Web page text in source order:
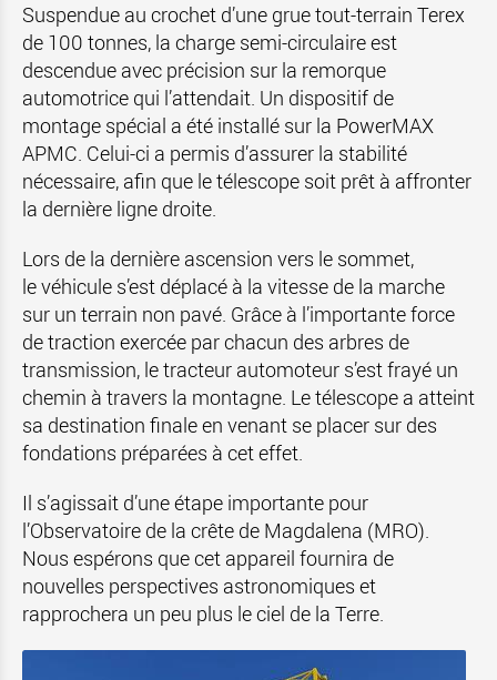
Suspendue au crochet d’une grue tout-terrain Terex
de 100 tonnes, la charge semi-circulaire est
descendue avec précision sur la remorque
automotrice qui l’attendait. Un dispositif de
montage spécial a été installé sur la PowerMAX
APMC. Celui-ci a permis d’assurer la stabilité
nécessaire, afin que le télescope soit prêt à affronter
la dernière ligne droite.
Lors de la dernière ascension vers le sommet,
le véhicule s’est déplacé à la vitesse de la marche
sur un terrain non pavé. Grâce à l’importante force
de traction exercée par chacun des arbres de
transmission, le tracteur automoteur s’est frayé un
chemin à travers la montagne. Le télescope a atteint
sa destination finale en venant se placer sur des
fondations préparées à cet effet.
Il s’agissait d’une étape importante pour
l’Observatoire de la crête de Magdalena (MRO).
Nous espérons que cet appareil fournira de
nouvelles perspectives astronomiques et
rapprochera un peu plus le ciel de la Terre.